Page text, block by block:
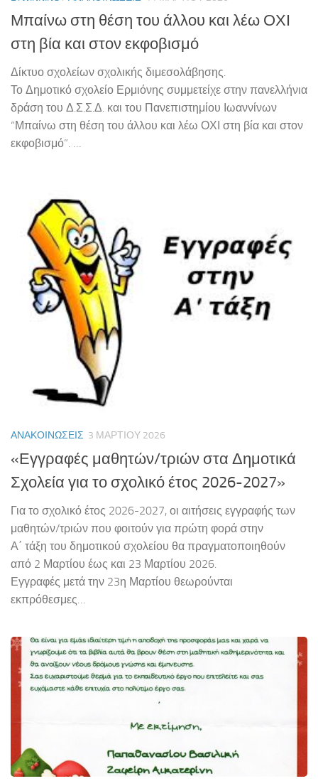
Μπαίνω στη θέση του άλλου και λέω ΟΧΙ
στη βία και στον εκφοβισμό
Δίκτυο σχολείων σχολικής διμεσολάβησης.
Το Δημοτικό σχολείο Ερμιόνης συμμετείχε στην πανελλήνια
δράση του Δ.Σ.Σ.Δ. και του Πανεπιστημίου Ιωαννίνων
“Μπαίνω στη θέση του άλλου και λέω ΟΧΙ στη βία και στον
εκφοβισμό”. …
ΑΝΑΚΟΙΝΏΣΕΙΣ 3 ΜΑΡΤΊΟΥ 2026
«Εγγραφές μαθητών/τριών στα Δημοτικά
Σχολεία για το σχολικό έτος 2026-2027»
Για το σχολικό έτος 2026-2027, οι αιτήσεις εγγραφής των
μαθητών/τριών που φοιτούν για πρώτη φορά στην
Α΄ τάξη του δημοτικού σχολείου θα πραγματοποιηθούν
από 2 Μαρτίου έως και 23 Μαρτίου 2026.
Εγγραφές μετά την 23η Μαρτίου θεωρούνται
εκπρόθεσμες…